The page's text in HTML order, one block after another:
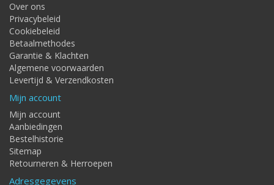
Over ons
Privacybeleid
Cookiebeleid
Betaalmethodes
Garantie & Klachten
Algemene voorwaarden
Levertijd & Verzendkosten
Mijn account
Mijn account
Aanbiedingen
Bestelhistorie
Sitemap
Retourneren & Herroepen
Adresgegevens